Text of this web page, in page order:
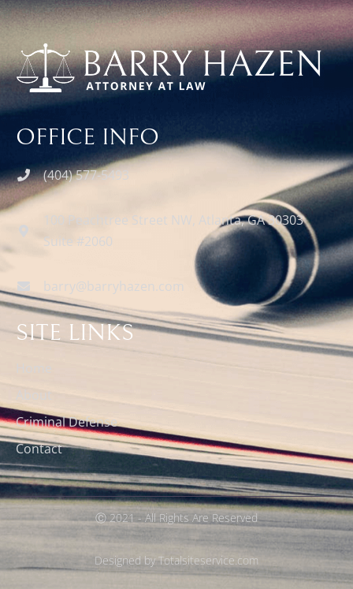
OFFICE INFO
(404) 577-5493
100 Peachtree Street NW, Atlanta, GA 30303
Suite #2060
barry@barryhazen.com
SITE LINKS
About
Criminal Defense
Contact
Ⓒ 2021 - All Rights Are Reserved
Designed by Totalsiteservice.com